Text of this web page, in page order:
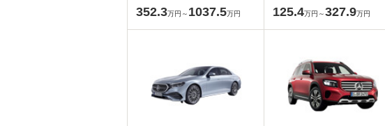
352.3万円～ 1037.5万円 125.4万円～327.9万円